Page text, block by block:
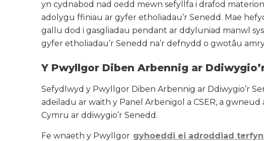
yn cydnabod nad oedd mewn sefyllfa i drafod
adolygu ffiniau ar gyfer etholiadau’r Senedd. Mae
gallu dod i gasgliadau pendant ar ddyluniad manwl
gyfer etholiadau’r Senedd na’r defnydd o gwotâu
Y Pwyllgor Diben Arbennig ar
Sefydlwyd y Pwyllgor Diben Arbennig ar Ddiwygio’r
adeiladu ar waith y Panel Arbenigol a CSER, a
Cymru ar ddiwygio’r Senedd.
Fe wnaeth y Pwyllgor gyhoeddi ei adroddiad